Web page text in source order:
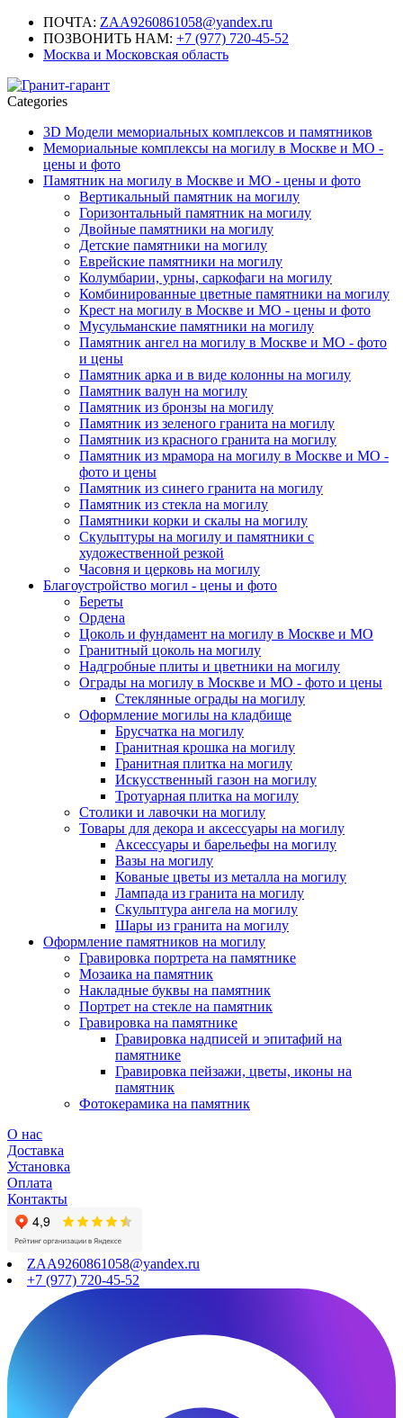
ПОЧТА: ZAA9260861058@yandex.ru
ПОЗВОНИТЬ НАМ: +7 (977) 720-45-52
Москва и Московская область
Categories
3D Модели мемориальных комплексов и памятников
Мемориальные комплексы на могилу в Москве и МО -
цены и фото
Памятник на могилу в Москве и МО - цены и фото
Вертикальный памятник на могилу
Горизонтальный памятник на могилу
Двойные памятники на могилу
Детские памятники на могилу
Еврейские памятники на могилу
Колумбарии, урны, саркофаги на могилу
Комбинированные цветные памятники на могилу
Крест на могилу в Москве и МО - цены и фото
Мусульманские памятники на могилу
Памятник ангел на могилу в Москве и МО - фото
и цены
Памятник арка и в виде колонны на могилу
Памятник валун на могилу
Памятник из бронзы на могилу
Памятник из зеленого гранита на могилу
Памятник из красного гранита на могилу
Памятник из мрамора на могилу в Москве и МО -
фото и цены
Памятник из синего гранита на могилу
Памятник из стекла на могилу
Памятники корки и скалы на могилу
Скульптуры на могилу и памятники с
художественной резкой
Часовня и церковь на могилу
Благоустройство могил - цены и фото
Береты
Ордена
Цоколь и фундамент на могилу в Москве и МО
Гранитный цоколь на могилу
Надгробные плиты и цветники на могилу
Ограды на могилу в Москве и МО - фото и цены
Стеклянные ограды на могилу
Оформление могилы на кладбище
Брусчатка на могилу
Гранитная крошка на могилу
Гранитная плитка на могилу
Искусственный газон на могилу
Тротуарная плитка на могилу
Столики и лавочки на могилу
Товары для декора и аксессуары на могилу
Аксессуары и барельефы на могилу
Вазы на могилу
Кованые цветы из металла на могилу
Лампада из гранита на могилу
Скульптура ангела на могилу
Шары из гранита на могилу
Оформление памятников на могилу
Гравировка портрета на памятнике
Мозаика на памятник
Накладные буквы на памятник
Портрет на стекле на памятник
Гравировка на памятнике
Гравировка надписей и эпитафий на
памятнике
Гравировка пейзажи, цветы, иконы на
памятник
Фотокерамика на памятник
О нас
Доставка
Установка
Оплата
Контакты
ZAA9260861058@yandex.ru
+7 (977) 720-45-52